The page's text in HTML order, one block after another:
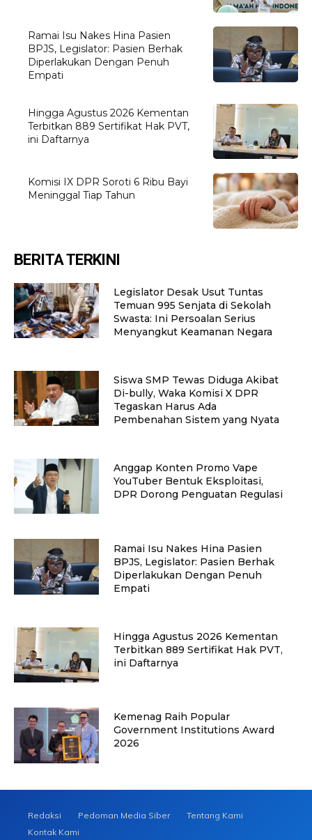
Ramai Isu Nakes Hina Pasien
BPJS, Legislator: Pasien Berhak
Diperlakukan Dengan Penuh
Empati
Hingga Agustus 2026 Kementan
Terbitkan 889 Sertifikat Hak PVT,
ini Daftarnya
Komisi IX DPR Soroti 6 Ribu Bayi
Meninggal Tiap Tahun
BERITA TERKINI
Legislator Desak Usut Tuntas
Temuan 995 Senjata di Sekolah
Swasta: Ini Persoalan Serius
Menyangkut Keamanan Negara
Siswa SMP Tewas Diduga Akibat
Di-bully, Waka Komisi X DPR
Tegaskan Harus Ada
Pembenahan Sistem yang Nyata
Anggap Konten Promo Vape
YouTuber Bentuk Eksploitasi,
DPR Dorong Penguatan Regulasi
Ramai Isu Nakes Hina Pasien
BPJS, Legislator: Pasien Berhak
Diperlakukan Dengan Penuh
Empati
Hingga Agustus 2026 Kementan
Terbitkan 889 Sertifikat Hak PVT,
ini Daftarnya
Kemenag Raih Popular
Government Institutions Award
2026
Redaksi Pedoman Media Siber
Tentang Kami
Kontak Kami